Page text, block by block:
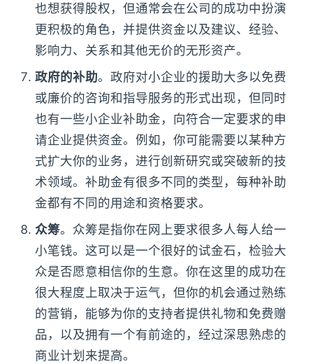
也想获得股权，但通常会在公司的成功中扮演
更积极的角色，并提供资金以及建议、经验、
影响力、关系和其他无价的无形资产。
政府的补助。政府对小企业的援助大多以免费
或廉价的咨询和指导服务的形式出现，但同时
也有一些小企业补助金，向符合一定要求的申
请企业提供资金。例如，你可能需要以某种方
式扩大你的业务，进行创新研究或突破新的技
术领域。补助金有很多不同的类型，每种补助
金都有不同的用途和资格要求。
众筹。众筹是指你在网上要求很多人每人给一
小笔钱。这可以是一个很好的试金石，检验大
众是否愿意相信你的生意。你在这里的成功在
很大程度上取决于运气，但你的机会通过熟练
的营销，能够为你的支持者提供礼物和免费赠
品，以及拥有一个有前途的，经过深思熟虑的
商业计划来提高。